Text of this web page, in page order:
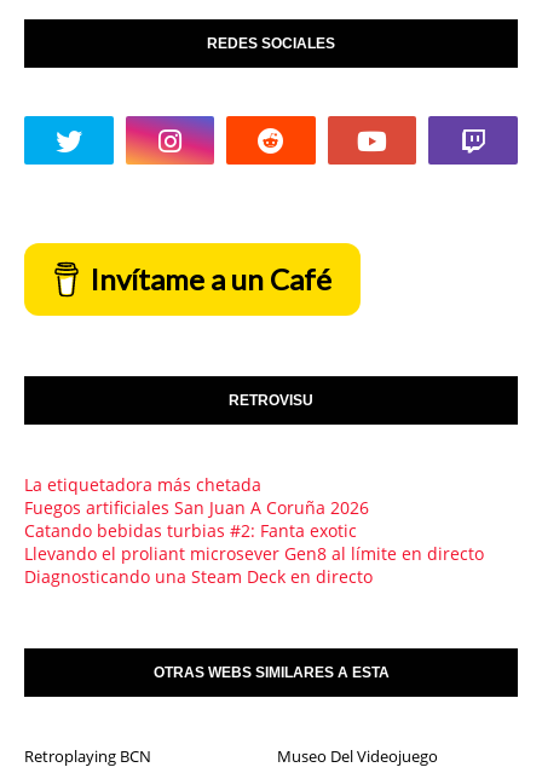
REDES SOCIALES
Invítame a un Café
RETROVISU
La etiquetadora más chetada
Fuegos artificiales San Juan A Coruña 2026
Catando bebidas turbias #2: Fanta exotic
Llevando el proliant microsever Gen8 al límite en directo
Diagnosticando una Steam Deck en directo
OTRAS WEBS SIMILARES A ESTA
Retroplaying BCN
Museo Del Videojuego